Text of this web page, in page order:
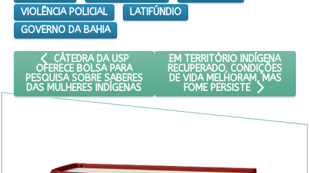
VIOLÊNCIA POLICIAL
LATIFÚNDIO
GOVERNO DA BAHIA
ARTIGO ANTERIOR: CÁTEDRA DA USP OFERECE BOLSA PARA
CÁTEDRA DA USP
OFERECE BOLSA PARA
PESQUISA SOBRE SABERES
DAS MULHERES INDÍGENAS
PRÓXIMO ARTIGO: EM
EM TERRITÓRIO INDÍGENA
RECUPERADO, CONDIÇÕES
DE VIDA MELHORAM, MAS
FOME PERSISTE